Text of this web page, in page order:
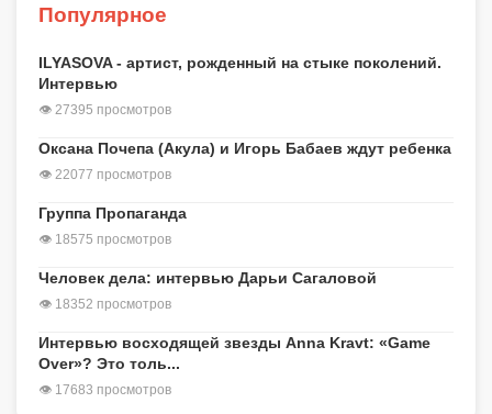
Популярное
ILYASOVA - артист, рожденный на стыке поколений.
Интервью
👁 27395 просмотров
Оксана Почепа (Акула) и Игорь Бабаев ждут ребенка
👁 22077 просмотров
Группа Пропаганда
👁 18575 просмотров
Человек дела: интервью Дарьи Сагаловой
👁 18352 просмотров
Интервью восходящей звезды Anna Kravt: «Game
Over»? Это толь...
👁 17683 просмотров